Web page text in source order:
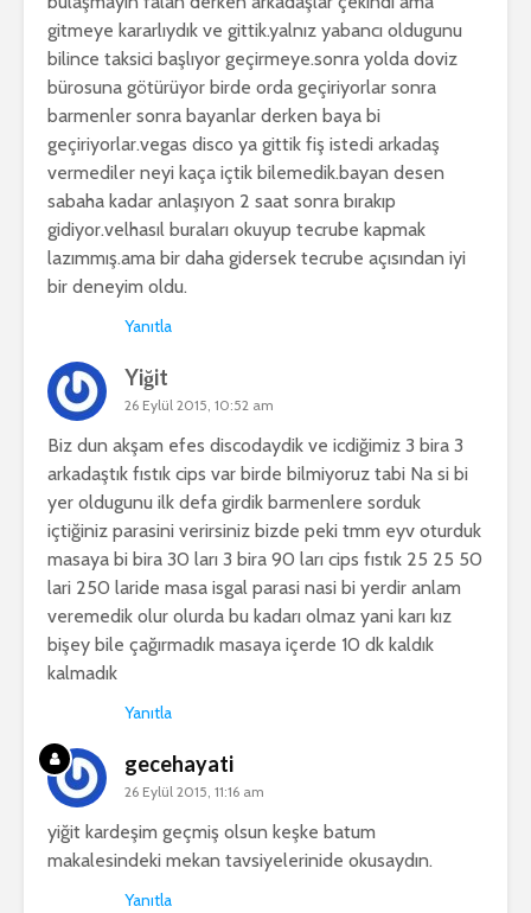
gitmeye kararlıydık ve gittik.yalnız yabancı oldugunu
bilince taksici başlıyor geçirmeye.sonra yolda doviz
bürosuna götürüyor birde orda geçiriyorlar sonra
barmenler sonra bayanlar derken baya bi
geçiriyorlar.vegas disco ya gittik fiş istedi arkadaş
vermediler neyi kaça içtik bilemedik.bayan desen
sabaha kadar anlaşıyon 2 saat sonra bırakıp
gidiyor.velhasıl buraları okuyup tecrube kapmak
lazımmış.ama bir daha gidersek tecrube açısından iyi
bir deneyim oldu.
Yanıtla
Yiğit
26 Eylül 2015, 10:52 am
Biz dun akşam efes discodaydik ve icdiğimiz 3 bira 3
arkadaştık fıstık cips var birde bilmiyoruz tabi Na si bi
yer oldugunu ilk defa girdik barmenlere sorduk
içtiğiniz parasini verirsiniz bizde peki tmm eyv oturduk
masaya bi bira 30 ları 3 bira 90 ları cips fıstık 25 25 50
lari 250 laride masa isgal parasi nasi bi yerdir anlam
veremedik olur olurda bu kadarı olmaz yani karı kız
bişey bile çağırmadık masaya içerde 10 dk kaldık
kalmadık
Yanıtla
gecehayati
26 Eylül 2015, 11:16 am
yiğit kardeşim geçmiş olsun keşke batum
makalesindeki mekan tavsiyelerinide okusaydın.
Yanıtla